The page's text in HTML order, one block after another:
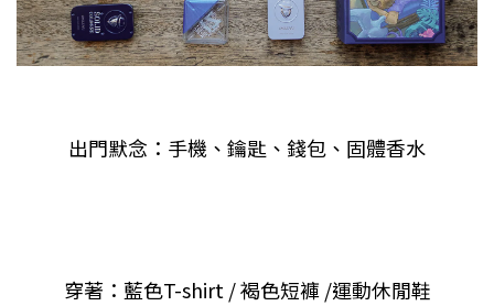
出門默念：手機、鑰匙、錢包、固體香水
穿著：藍色T-shirt /褐色短褲/運動休閒鞋